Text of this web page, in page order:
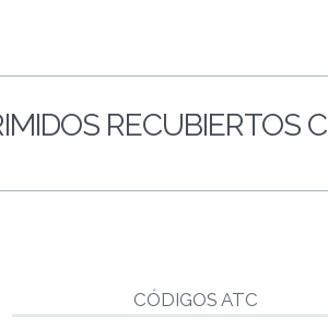
RECUBIERTOS
CÓDIGOS ATC